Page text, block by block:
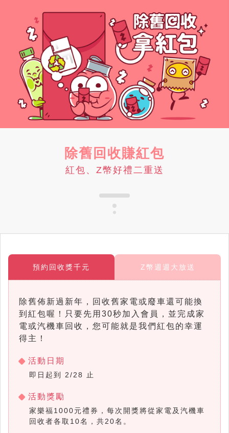
除舊回收賺紅包
紅包、Z幣好禮二重送
預約回收獎千元 Z幣週週大放送
除舊佈新過新年，回收舊家電或廢車還可能換
到紅包喔！只要先用30秒加入會員，並完成家
電或汽機車回收，您可能就是我們紅包的幸運
得主！
活動日期
即日起到 2/28 止
活動獎勵
家樂福1000元禮券，每次開獎將從家電及汽機車
回收者各取10名，共20名。